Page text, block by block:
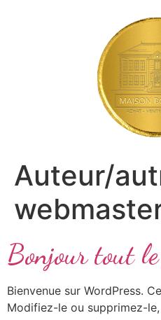
Auteur/
Bonjour tout
Bienvenue sur WordPress.
Modifiez-le ou supprimez-